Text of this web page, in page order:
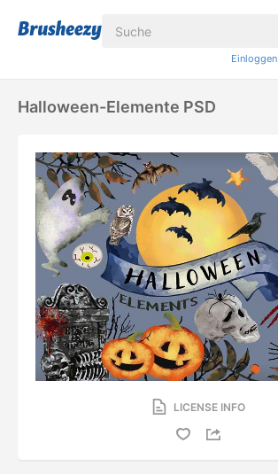
Einloggen
Halloween-Elemente PSD
LICENSE INFO